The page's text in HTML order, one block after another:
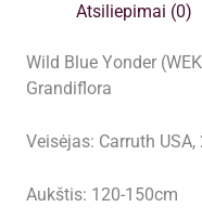
Atsiliepimai (0)
Wild Blue Yonder
Grandiflora
Veisėjas: Carruth USA,
Aukštis: 120-150cm